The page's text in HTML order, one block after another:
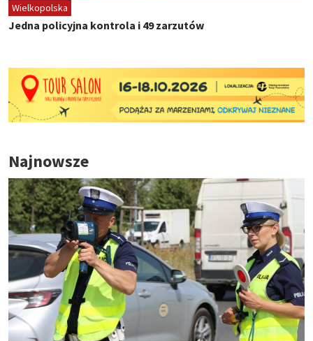
Wielkopolska
Jedna policyjna kontrola i 49 zarzutów
Najnowsze